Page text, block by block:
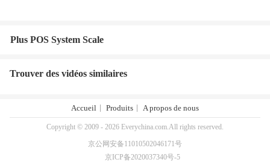
Plus POS System Scale
Trouver des vidéos similaires
Accueil Produits A propos de nous
Copyright © 2009 - 2026 Everychina.com.All rights reserved.
京公网安备11010502046171号
京ICP备2020037340号-5